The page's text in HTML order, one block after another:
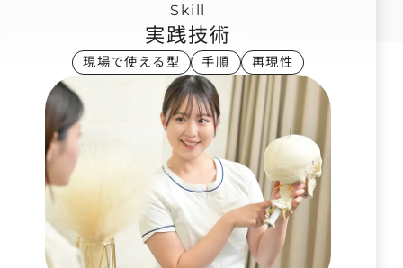
Skill
実践技術
現場で使える型 手順 再現性